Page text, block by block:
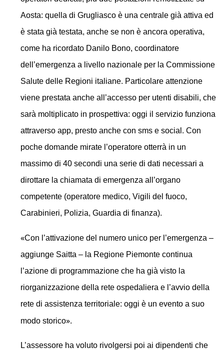
Aosta: quella di Grugliasco è una centrale già attiva ed
è stata già testata, anche se non è ancora operativa,
come ha ricordato Danilo Bono, coordinatore
dell’emergenza a livello nazionale per la Commissione
Salute delle Regioni italiane. Particolare attenzione
viene prestata anche all’accesso per utenti disabili, che
sarà moltiplicato in prospettiva: oggi il servizio funziona
attraverso app, presto anche con sms e social. Con
poche domande mirate l’operatore otterrà in un
massimo di 40 secondi una serie di dati necessari a
dirottare la chiamata di emergenza all’organo
competente (operatore medico, Vigili del fuoco,
Carabinieri, Polizia, Guardia di finanza).
«Con l’attivazione del numero unico per l’emergenza –
aggiunge Saitta – la Regione Piemonte continua
l’azione di programmazione che ha già visto la
riorganizzazione della rete ospedaliera e l’avvio della
rete di assistenza territoriale: oggi è un evento a suo
modo storico».
L’assessore ha voluto rivolgersi poi ai dipendenti che